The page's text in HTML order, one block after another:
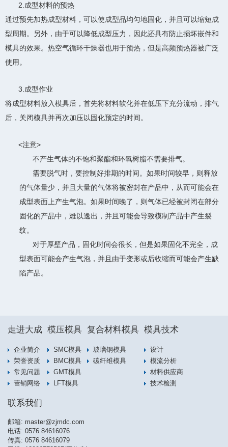
2.成型材料的预热
通过预先加热成型材料，可以使成型品均匀地固化，并且可以缩短成
型周期。另外，由于可以降低成型压力，因此还具有防止损坏嵌件和
模具的效果。热空气循环干燥器也用于预热，但是高频预热器被广泛
使用。
3.成型作业
将成型材料放入模具后，首先将材料软化并在低压下充分流动，排气
后，关闭模具并再次加压以固化预定的时间。
<注意>
不产生气体的不饱和聚酯和环氧树脂不需要排气。
需要脱气时，要控制好排期的时间。如果时间较早，则释放
的气体量少，并且大量的气体将被密封在产品中，从而可能会在
成型表面上产生气泡。如果时间晚了，则气体已经被封闭在部分
固化的产品中，难以逸出，并且可能会导致模制产品中产生裂
纹。
对于厚壁产品，固化时间会很长，但是如果固化不完全，成
型表面可能会产生气泡，并且由于变形或后收缩而可能会产生缺
陷产品。
走进大成
企业简介
荣誉资质
常见问题
营销网络
模压模具
SMC模具
BMC模具
GMT模具
LFT模具
复合材料模具
玻璃钢模具
碳纤维模具
模具技术
设计
模流分析
材料供应商
技术检测
联系我们
邮箱: master@zjmdc.com
电话: 0576 84616076
传真: 0576 84616079